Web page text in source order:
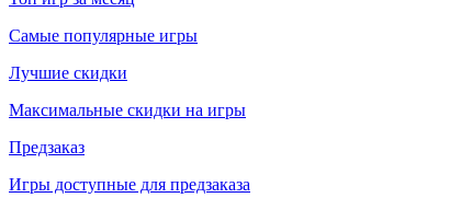
Самые популярные игры
Лучшие скидки
Максимальные скидки на игры
Предзаказ
Игры доступные для предзаказа